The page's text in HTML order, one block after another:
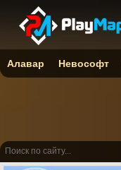
Алавар Невософт